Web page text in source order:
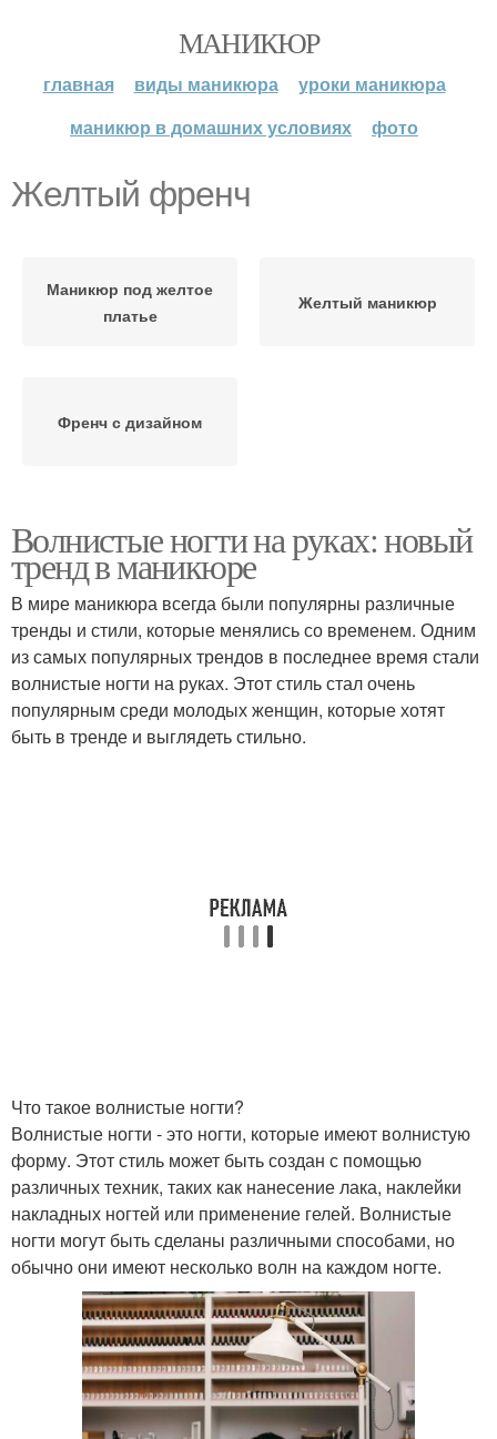
МАНИКЮР
главная виды маникюра
уроки маникюра
маникюр в домашних условиях
фото
Желтый френч
Маникюр под желтое
платье
Желтый маникюр
Френч с дизайном
Волнистые ногти на руках: новый
тренд в маникюре
В мире маникюра всегда были популярны различные
тренды и стили, которые менялись со временем. Одним
из самых популярных трендов в последнее время стали
волнистые ногти на руках. Этот стиль стал очень
популярным среди молодых женщин, которые хотят
быть в тренде и выглядеть стильно.
Что такое волнистые ногти?
Волнистые ногти - это ногти, которые имеют волнистую
форму. Этот стиль может быть создан с помощью
различных техник, таких как нанесение лака, наклейки
накладных ногтей или применение гелей. Волнистые
ногти могут быть сделаны различными способами, но
обычно они имеют несколько волн на каждом ногте.